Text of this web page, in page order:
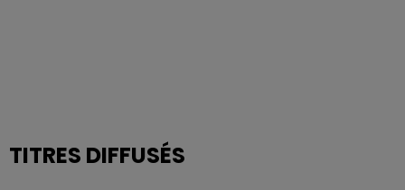
TITRES DIFFUSÉS